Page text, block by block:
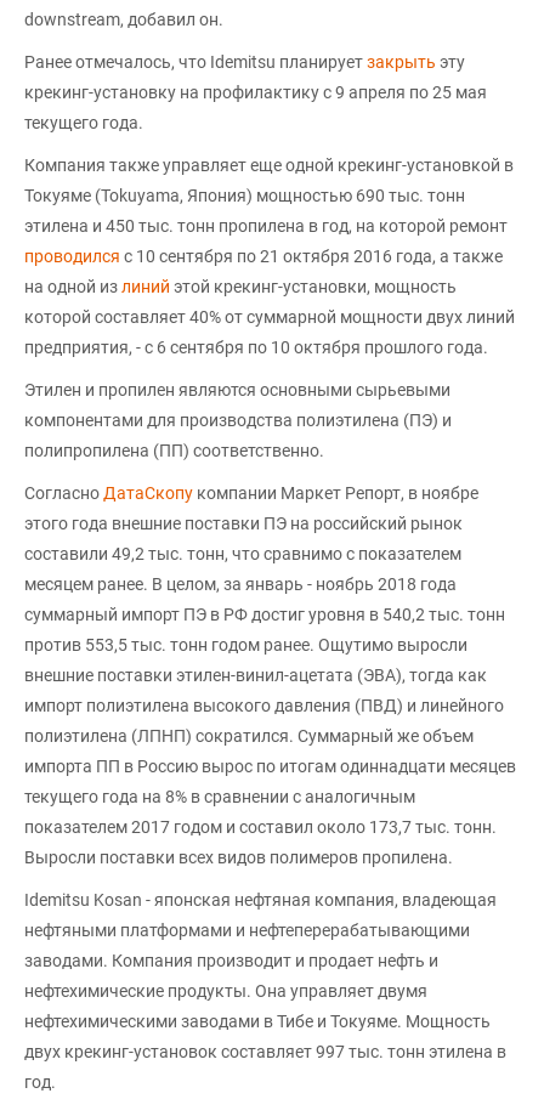
downstream, добавил он.
Ранее отмечалось, что Idemitsu планируетзакрыть эту
крекинг-установку на профилактику с 9 апреля по 25 мая
текущего года.
Компания также управляет еще одной крекинг-установкой в
Токуяме (Tokuyama, Япония) мощностью 690 тыс. тонн
этилена и 450 тыс. тонн пропилена в год, на которой ремонт
проводился с 10 сентября по 21 октября 2016 года, а также
на одной излиний этой крекинг-установки, мощность
которой составляет 40% от суммарной мощности двух линий
предприятия, - с 6 сентября по 10 октября прошлого года.
Этилен и пропилен являются основными сырьевыми
компонентами для производства полиэтилена (ПЭ) и
полипропилена (ПП) соответственно.
Согласно ДатаСкопу компании Маркет Репорт, в ноябре
этого года внешние поставки ПЭ на российский рынок
составили 49,2 тыс. тонн, что сравнимо с показателем
месяцем ранее. В целом, за январь - ноябрь 2018 года
суммарный импорт ПЭ в РФ достиг уровня в 540,2 тыс. тонн
против 553,5 тыс. тонн годом ранее. Ощутимо выросли
внешние поставки этилен-винил-ацетата (ЭВА), тогда как
импорт полиэтилена высокого давления (ПВД) и линейного
полиэтилена (ЛПНП) сократился. Суммарный же объем
импорта ПП в Россию вырос по итогам одиннадцати месяцев
текущего года на 8% в сравнении с аналогичным
показателем 2017 годом и составил около 173,7 тыс. тонн.
Выросли поставки всех видов полимеров пропилена.
Idemitsu Kosan - японская нефтяная компания, владеющая
нефтяными платформами и нефтеперерабатывающими
заводами. Компания производит и продает нефть и
нефтехимические продукты. Она управляет двумя
нефтехимическими заводами в Тибе и Токуяме. Мощность
двух крекинг-установок составляет 997 тыс. тонн этилена в
год.